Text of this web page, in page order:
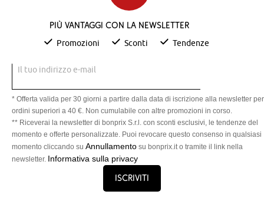
Più vantaggi con la newsletter
Promozioni Sconti Tendenze
Il tuo indirizzo e-mail
* Offerta valida per 30 giorni a partire dalla data di iscrizione alla newsletter per
ordini superiori a 40 €. Non cumulabile con altre promozioni in corso.
** Riceverai la newsletter di bonprix S.r.l. con sconti esclusivi, le tendenze del
momento e offerte personalizzate. Puoi revocare questo consenso in qualsiasi
momento cliccando su Annullamento su bonprix.it o tramite il link nella
newsletter. Informativa sulla privacy
Iscriviti